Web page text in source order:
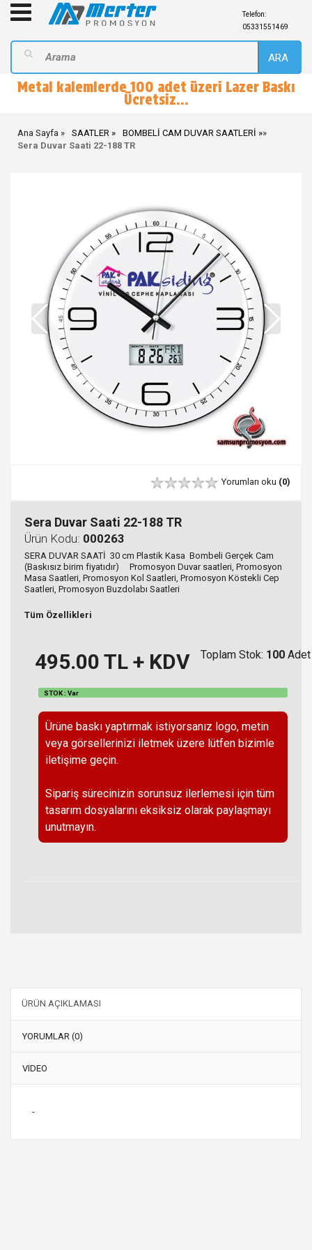
Telefon:
05331551469
ARA
Metal kalemlerde 100 adet üzeri Lazer Baskı
Ücretsiz...
Ana Sayfa SAATLER »
BOMBELİ CAM DUVAR SAATLERİ
Sera Duvar Saati 22-188 TR
Yorumları oku (0)
Sera Duvar Saati 22-188 TR
Ürün Kodu: 000263
SERA DUVAR SAATİ 30 cm Plastik Kasa Bombeli Gerçek Cam
(Baskısız birim fiyatıdır) Promosyon Duvar saatleri, Promosyon
Masa Saatleri, Promosyon Kol Saatleri, Promosyon Köstekli Cep
Saatleri, Promosyon Buzdolabı Saatleri
Tüm Özellikleri
495.00 TL + KDV Toplam Stok: 100 Adet
STOK : Var
Ürüne baskı yaptırmak istiyorsanız logo, metin
veya görsellerinizi iletmek üzere lütfen bizimle
iletişime geçin.
Sipariş sürecinizin sorunsuz ilerlemesi için tüm
tasarım dosyalarını eksiksiz olarak paylaşmayı
unutmayın.
ÜRÜN AÇIKLAMASI
YORUMLAR (0)
VIDEO
-